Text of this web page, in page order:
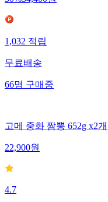
1,032 적립
무료배송
66명 구매중
고메 중화 짬뽕 652g x2개
22,900원
4.7